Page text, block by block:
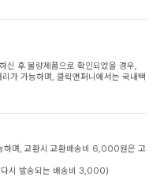
신 후 불량제품으로 확인되었을 경우,
가 가능하며, 클릭앤퍼니에서는 국내택
하며, 교환시 교환배송비 6,000원은 고
시 발송되는 배송비 3,000)